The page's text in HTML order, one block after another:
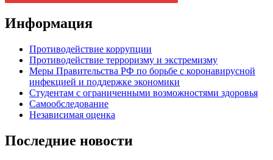
Информация
Противодействие коррупции
Противодействие терроризму и экстремизму
Меры Правительства РФ по борьбе с коронавирусной
инфекцией и поддержке экономики
Студентам с ограниченными возможностями здоровья
Самообследование
Независимая оценка
Последние новости